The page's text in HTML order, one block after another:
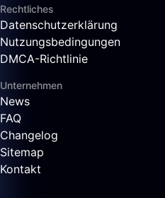
Rechtliches
Datenschutzerklärung
Nutzungsbedingungen
DMCA-Richtlinie
Unternehmen
News
FAQ
Changelog
Sitemap
Kontakt